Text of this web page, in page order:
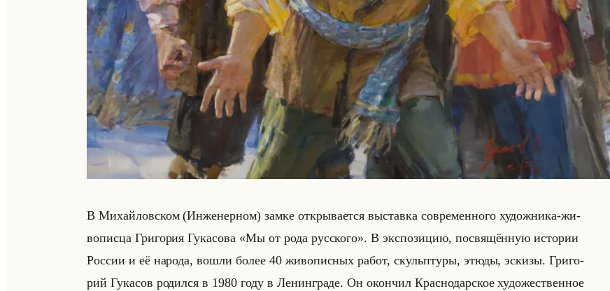
В Ми­хайлов­ском (Ин­же­нер­ном) замке от­кры­ва­ет­ся вы­став­ка со­вре­мен­но­го ху­дож­ни­ка-жи­
во­пис­ца Гри­го­рия Гу­ка­со­ва «Мы от рода русского». В экс­по­зи­цию, по­свя­щён­ную ис­то­рии
Рос­сии и её на­ро­да, вошли более 40 жи­во­пис­ных работ, скульп­ту­ры, этюды, эс­ки­зы. Гри­го­
рий Гу­ка­сов ро­дил­ся в 1980 году в Ле­нин­гра­де. Он окон­чил Крас­но­дар­ское ху­до­же­ствен­ное